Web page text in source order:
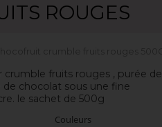
ROUGES
crumble fruits rouges , purée de
chocolat sous une fine
le sachet de 500g
Couleurs